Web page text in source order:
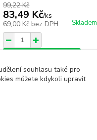
99,22 Kč
83,49 Kč/ks
69,00 Kč bez DPH Skladem
souhlasu také pro
můžete kdykoli upravit